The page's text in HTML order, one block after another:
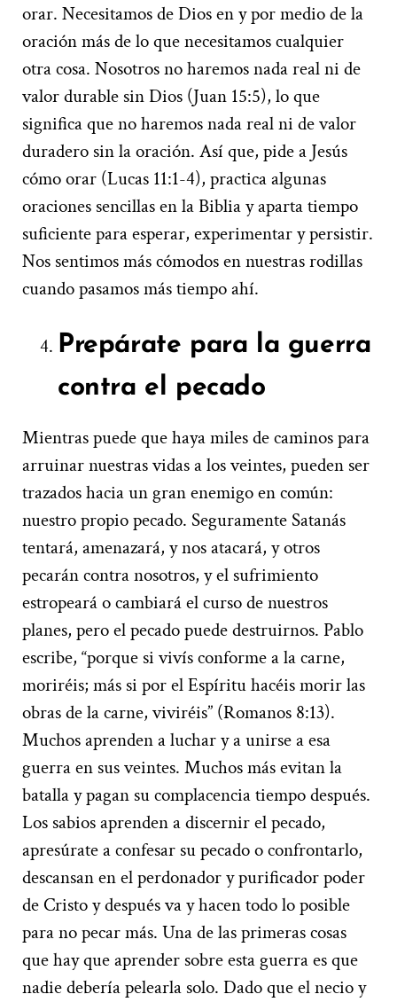
orar. Necesitamos de Dios en y por medio de la
oración más de lo que necesitamos cualquier
otra cosa. Nosotros no haremos nada real ni de
valor durable sin Dios (Juan 15:5), lo que
significa que no haremos nada real ni de valor
duradero sin la oración. Así que, pide a Jesús
cómo orar (Lucas 11:1-4), practica algunas
oraciones sencillas en la Biblia y aparta tiempo
suficiente para esperar, experimentar y persistir.
Nos sentimos más cómodos en nuestras rodillas
cuando pasamos más tiempo ahí.
Prepárate para la guerra
contra el pecado
Mientras puede que haya miles de caminos para
arruinar nuestras vidas a los veintes, pueden ser
trazados hacia un gran enemigo en común:
nuestro propio pecado. Seguramente Satanás
tentará, amenazará, y nos atacará, y otros
pecarán contra nosotros, y el sufrimiento
estropeará o cambiará el curso de nuestros
planes, pero el pecado puede destruirnos. Pablo
escribe, “porque si vivís conforme a la carne,
moriréis; más si por el Espíritu hacéis morir las
obras de la carne, viviréis” (Romanos 8:13).
Muchos aprenden a luchar y a unirse a esa
guerra en sus veintes. Muchos más evitan la
batalla y pagan su complacencia tiempo después.
Los sabios aprenden a discernir el pecado,
apresúrate a confesar su pecado o confrontarlo,
descansan en el perdonador y purificador poder
de Cristo y después va y hacen todo lo posible
para no pecar más. Una de las primeras cosas
que hay que aprender sobre esta guerra es que
nadie debería pelearla solo. Dado que el necio y